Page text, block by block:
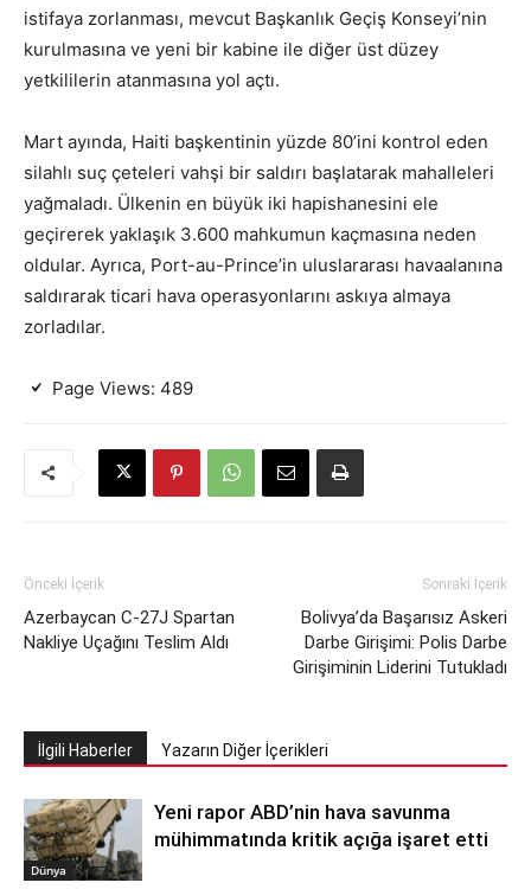
istifaya zorlanması, mevcut Başkanlık Geçiş Konseyi’nin
kurulmasına ve yeni bir kabine ile diğer üst düzey
yetkililerin atanmasına yol açtı.
Mart ayında, Haiti başkentinin yüzde 80’ini kontrol eden
silahlı suç çeteleri vahşi bir saldırı başlatarak mahalleleri
yağmaladı. Ülkenin en büyük iki hapishanesini ele
geçirerek yaklaşık 3.600 mahkumun kaçmasına neden
oldular. Ayrıca, Port-au-Prince’in uluslararası havaalanına
saldırarak ticari hava operasyonlarını askıya almaya
zorladılar.
Page Views: 489
Önceki İçerik
Azerbaycan C-27J Spartan
Nakliye Uçağını Teslim Aldı
Sonraki İçerik
Bolivya’da Başarısız Askeri
Darbe Girişimi: Polis Darbe
Girişiminin Liderini Tutukladı
İlgili Haberler Yazarın Diğer İçerikleri
Dünya
Yeni rapor ABD’nin hava savunma
mühimmatında kritik açığa işaret etti